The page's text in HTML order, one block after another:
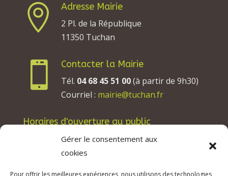
Gérer le consentement aux
cookies
Pour offrir les meilleures expériences, nous utilisons des technologies

Adresse Mairie
2 Pl. de la République
11350 Tuchan

Contacter la Mairie
Tél. 04 68 45 51 00(à partir de 9h30)
Courriel : mairie@tuchan.fr
Horaires d'ouverture au public
Les lundis, mardis et jeudis : de 8h à 12h et de
13h30 à 17h30.